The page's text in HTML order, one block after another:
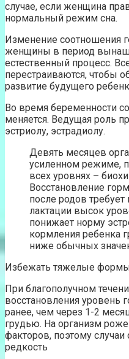
случае, если женщина
нормальный режим сна.
Изменение соотношения
женщины в период
естественный процесс.
перестраиваются, чтобы
развитие будущего
Во время беременности
меняется. Ведущая роль
эстриолу, эстрадиолу.
Девять месяцев
усиленном режиме,
всех уровнях –
Восстановление
после родов
лактации высок
понижает норму
кормления ребенка
ниже обычных
Избежать тяжелые формы
При благополучном
восстановления уровень
ранее, чем через 1-2
грудью. На организм
факторов, поэтому
редкость